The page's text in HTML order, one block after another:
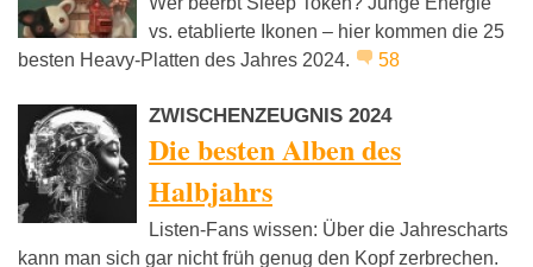
vs. etablierte Ikonen – hier kommen die 25
besten Heavy-Platten des Jahres 2024.
58
ZWISCHENZEUGNIS 2024
Die besten Alben des
Halbjahrs
Listen-Fans wissen: Über die Jahrescharts
kann man sich gar nicht früh genug den Kopf zerbrechen.